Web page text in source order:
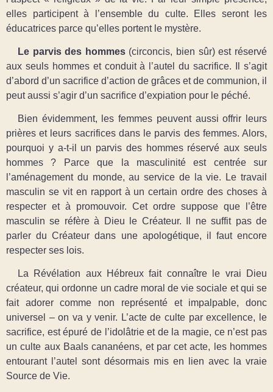
elles participent à l’ensemble du culte. Elles seront les
éducatrices parce qu’elles portent le mystère.
Le parvis des hommes(circoncis, bien sûr) est réservé
aux seuls hommes et conduit à l’autel du sacrifice. Il s’agit
d’abord d’un sacrifice d’action de grâces et de communion, il
peut aussi s’agir d’un sacrifice d’expiation pour le péché.
Bien évidemment, les femmes peuvent aussi offrir leurs
prières et leurs sacrifices dans le parvis des femmes. Alors,
pourquoi y a-t-il un parvis des hommes réservé aux seuls
hommes ? Parce que la masculinité est centrée sur
l’aménagement du monde, au service de la vie. Le travail
masculin se vit en rapport à un certain ordre des choses à
respecter et à promouvoir. Cet ordre suppose que l’être
masculin se réfère à Dieu le Créateur. Il ne suffit pas de
parler du Créateur dans une apologétique, il faut encore
respecter ses lois.
La Révélation aux Hébreux fait connaître le vrai Dieu
créateur, qui ordonne un cadre moral de vie sociale et qui se
fait adorer comme non représenté et impalpable, donc
universel ‒ on va y venir. L’acte de culte par excellence, le
sacrifice, est épuré de l’idolâtrie et de la magie, ce n’est pas
un culte aux Baals cananéens, et par cet acte, les hommes
entourant l’autel sont désormais mis en lien avec la vraie
Source de Vie.